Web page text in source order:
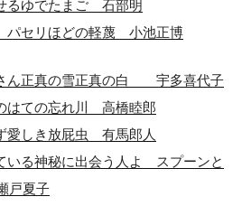
るゆでたまご 石部明
セリほどの軽蔑 小池正博
ん正真の雪正真の白 宇多喜代子
はての忘れ川 高橋睦郎
愛しき放屁虫 有馬郎人
いる神秘に出会う人よ スプーンと
戸夏子